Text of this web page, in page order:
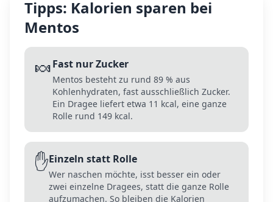
Tipps: Kalorien sparen bei
Mentos
🍬Fast nur Zucker
Mentos besteht zu rund 89 % aus
Kohlenhydraten, fast ausschließlich Zucker.
Ein Dragee liefert etwa 11 kcal, eine ganze
Rolle rund 149 kcal.
✋Einzeln statt Rolle
Wer naschen möchte, isst besser ein oder
zwei einzelne Dragees, statt die ganze Rolle
aufzumachen. So bleiben die Kalorien